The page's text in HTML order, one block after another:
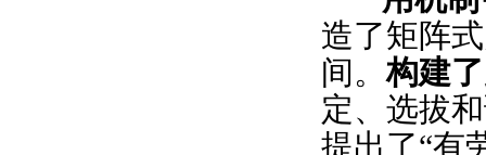
造了矩阵
间。构建
定、选拔
提出了“有